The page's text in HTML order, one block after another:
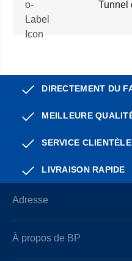
Tunnel
DIRECTEMENT DU
MEILLEURE
SERVICE
LIVRAISON RAPIDE
Adresse
À propos de BP